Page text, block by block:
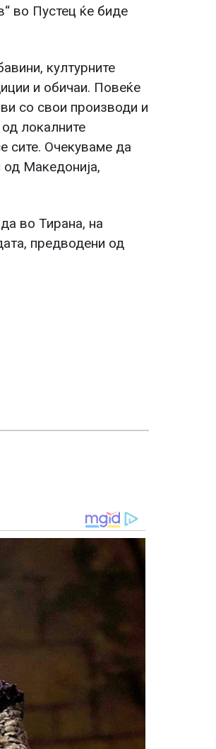
во Пустец ќе биде
културните
и обичаи. Повеќе
со свои производи и
локалните
сите. Очекуваме да
од Македонија,
во Тирана, на
предводени од